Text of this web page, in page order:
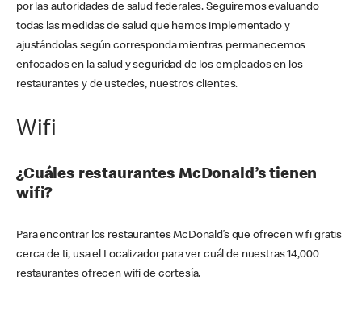
por las autoridades de salud federales. Seguiremos evaluando
todas las medidas de salud que hemos implementado y
ajustándolas según corresponda mientras permanecemos
enfocados en la salud y seguridad de los empleados en los
restaurantes y de ustedes, nuestros clientes.
Wifi
¿Cuáles restaurantes McDonald’s tienen
wifi?
Para encontrar los restaurantes McDonald’s que ofrecen wifi gratis
cerca de ti, usa el Localizador para ver cuál de nuestras 14,000
restaurantes ofrecen wifi de cortesía.